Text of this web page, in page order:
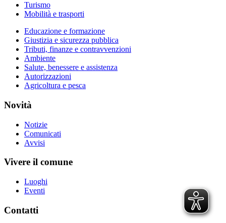
Turismo
Mobilità e trasporti
Educazione e formazione
Giustizia e sicurezza pubblica
Tributi, finanze e contravvenzioni
Ambiente
Salute, benessere e assistenza
Autorizzazioni
Agricoltura e pesca
Novità
Notizie
Comunicati
Avvisi
Vivere il comune
Luoghi
Eventi
Contatti